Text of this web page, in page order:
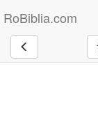
RoBiblia.com